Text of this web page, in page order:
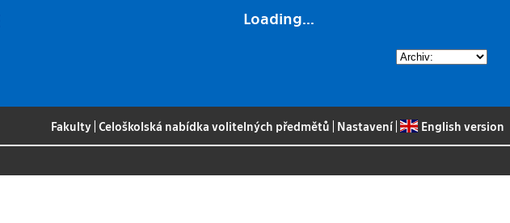
Loading...
Fakulty |Celoškolská nabídka volitelných předmětů Nastavení| English version